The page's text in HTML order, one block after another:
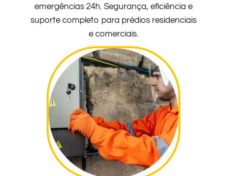
emergências 24h. Segurança, eficiência e
suporte completo para prédios residenciais
e comerciais.